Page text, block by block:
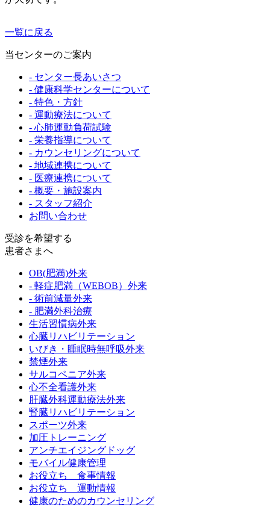
一覧に戻る
当センターのご案内
- センター長あいさつ
- 健康科学センターについて
- 特色・方針
- 運動療法について
- 心肺運動負荷試験
- 栄養指導について
- カウンセリングについて
- 地域連携について
- 医療連携について
- 概要・施設案内
- スタッフ紹介
お問い合わせ
受診を希望する
患者さまへ
OB(肥満)外来
- 軽症肥満（WEBOB）外来
- 術前減量外来
- 肥満外科治療
生活習慣病外来
心臓リハビリテーション
いびき・睡眠時無呼吸外来
禁煙外来
サルコペニア外来
心不全看護外来
肝臓外科運動療法外来
腎臓リハビリテーション
スポーツ外来
加圧トレーニング
アンチエイジングドッグ
モバイル健康管理
お役立ち 食事情報
お役立ち 運動情報
健康のためのカウンセリング